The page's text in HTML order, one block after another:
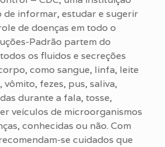
de informar, estudar e sugerir
de doenças em todo o
Padrão partem do
os fluidos e secreções
como sangue, linfa, leite
fezes, pus, saliva,
durante a fala, tosse,
veículos de microorganismos
conhecidas ou não. Com
se cuidados que